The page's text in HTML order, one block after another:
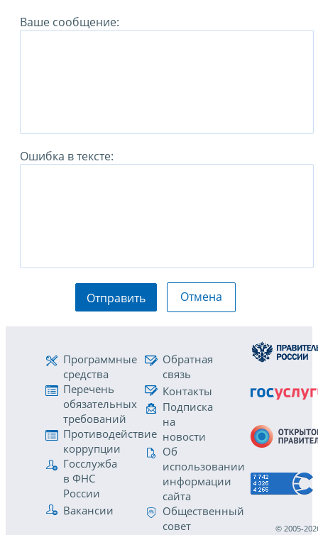
Ваше сообщение:
Ошибка в тексте:
Отправить Отмена
Программные
средства
Перечень
обязательных
требований
Противодействие
коррупции
Госслужба
в ФНС
России
Вакансии
Обратная
связь
Контакты
Подписка
на
новости
Об
использовании
информации
сайта
Общественный
совет
© 2005-